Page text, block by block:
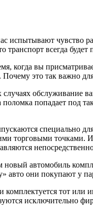
испытывают чувство
транспорт всегда
когда вы
Почему это так важно
обслуживание
поломка попадает под
специально
торговыми точками.
автомобиль
авто они покупают у
комплектуется тот
исключительно